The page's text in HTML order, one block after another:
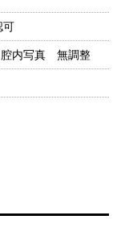
可
腔内写真 無調整